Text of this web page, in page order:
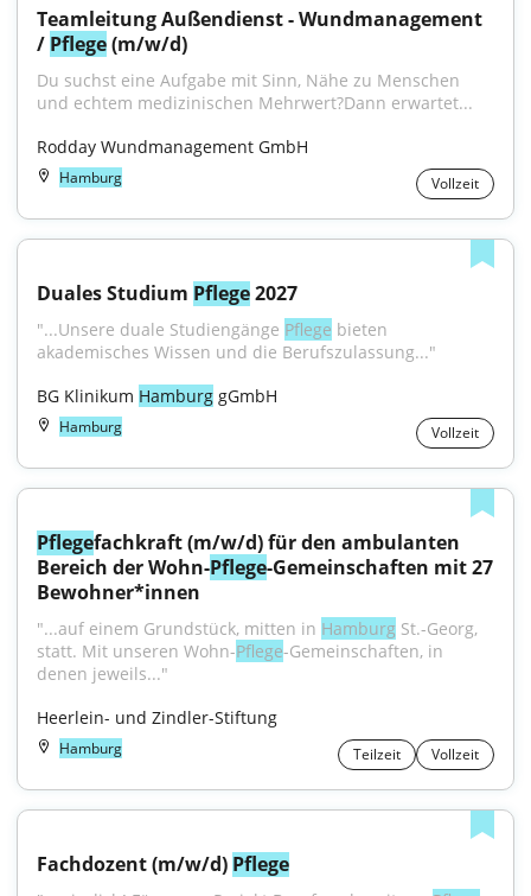
Teamleitung Außendienst - Wundmanagement
/ Pflege (m/w/d)
Du suchst eine Aufgabe mit Sinn, Nähe zu Menschen
und echtem medizinischen Mehrwert?Dann erwartet...
Rodday Wundmanagement GmbH
Hamburg Vollzeit
Duales Studium Pflege 2027
"...Unsere duale Studiengänge Pflege bieten
akademisches Wissen und die Berufszulassung..."
BG Klinikum Hamburg gGmbH
Hamburg Vollzeit
Pflegefachkraft (m/w/d) für den ambulanten
Bereich der Wohn-Pflege-Gemeinschaften mit 27
Bewohner*innen
"...auf einem Grundstück, mitten in Hamburg St.-Georg,
statt. Mit unseren Wohn-Pflege-Gemeinschaften, in
denen jeweils..."
Heerlein- und Zindler-Stiftung
Hamburg Teilzeit Vollzeit
Fachdozent (m/w/d) Pflege